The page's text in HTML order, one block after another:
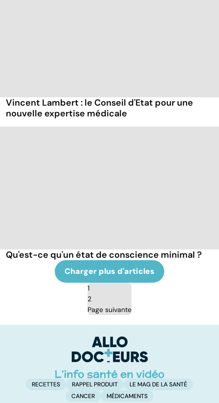
Vincent Lambert : le Conseil d'Etat pour une
nouvelle expertise médicale
Qu'est-ce qu'un état de conscience minimal ?
Charger plus d'articles
1
2
Page suivante
RECETTES RAPPEL PRODUIT
LE MAG DE LA SANTÉ
CANCER
MÉDICAMENTS